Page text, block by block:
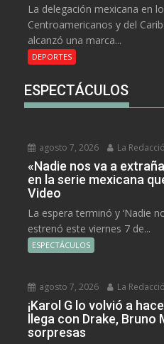
La delegación mexicana en
Centroamericanos y del
alcanzó una marca...
DEPORTES
ESPECTÁCULOS
agosto 7, 2026 La
«Nadie nos va a
en la serie mexicana
Video
La espera terminó y ‘Nadie
estrenó este viernes 7 de...
ESPECTÁCULOS
agosto 7, 2026 La
¡Karol G lo volvió a
llega con Drake, Bruno
sorpresas